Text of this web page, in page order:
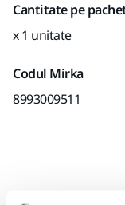
Cantitate pe
x 1 unitate
Codul Mirka
8993009511